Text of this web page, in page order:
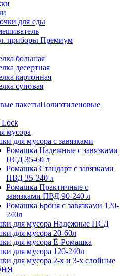
для еды
приборы Премиум
большая
десертная
картонная
суповая
Полиэтиленовые
Lock
мусора
для мусора с завязками
Ромашка Надежные с завязками
ПСД 35-60 л
Ромашка Стандарт с завязками
ПВД 35-240 л
Ромашка Практичные с
завязками ПВД 90-240 л
Ромашка Броня с завязками 120-
240л
для мусора Надежные ПСД
для мусора 20-60л
для мусора Ё-Ромашка
для мусора 120-240л
для мусора 2-х и 3-х слойные